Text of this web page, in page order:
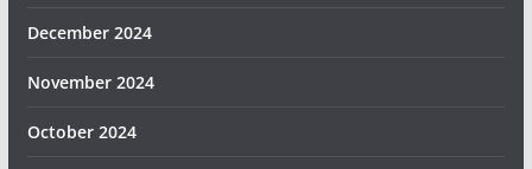
December 2024
November 2024
October 2024